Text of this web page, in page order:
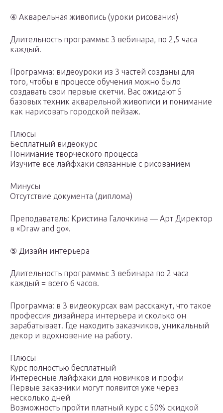
④ Акварельная живопись (уроки рисования)
Длительность программы: 3 вебинара, по 2,5 часа
каждый.
Программа: видеоуроки из 3 частей созданы для
того, чтобы в процессе обучения можно было
создавать свои первые скетчи. Вас ожидают 5
базовых техник акварельной живописи и понимание
как нарисовать городской пейзаж.
Плюсы
Бесплатный видеокурс
Понимание творческого процесса
Изучите все лайфхаки связанные с рисованием
Минусы
Отсутствие документа (диплома)
Преподаватель: Кристина Галочкина — Арт Директор
в «Draw and go».
⑤ Дизайн интерьера
Длительность программы: 3 вебинара по 2 часа
каждый = всего 6 часов.
Программа: в 3 видеокурсах вам расскажут, что такое
профессия дизайнера интерьера и сколько он
зарабатывает. Где находить заказчиков, уникальный
декор и вдохновение на работу.
Плюсы
Курс полностью бесплатный
Интересные лайфхаки для новичков и профи
Первые заказчики могут появится уже через
несколько дней
Возможность пройти платный курс с 50% скидкой